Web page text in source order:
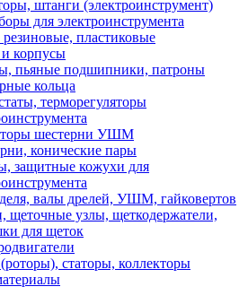
штанги (электроинструмент)
для электроинструмента
пластиковые
корпусы
пьяные подшипники, патроны
кольца
терморегуляторы
шестерни УШМ
конические пары
защитные кожухи для
валы дрелей, УШМ, гайковертов
щеточные узлы, щеткодержатели,
для щеток
статоры, коллекторы